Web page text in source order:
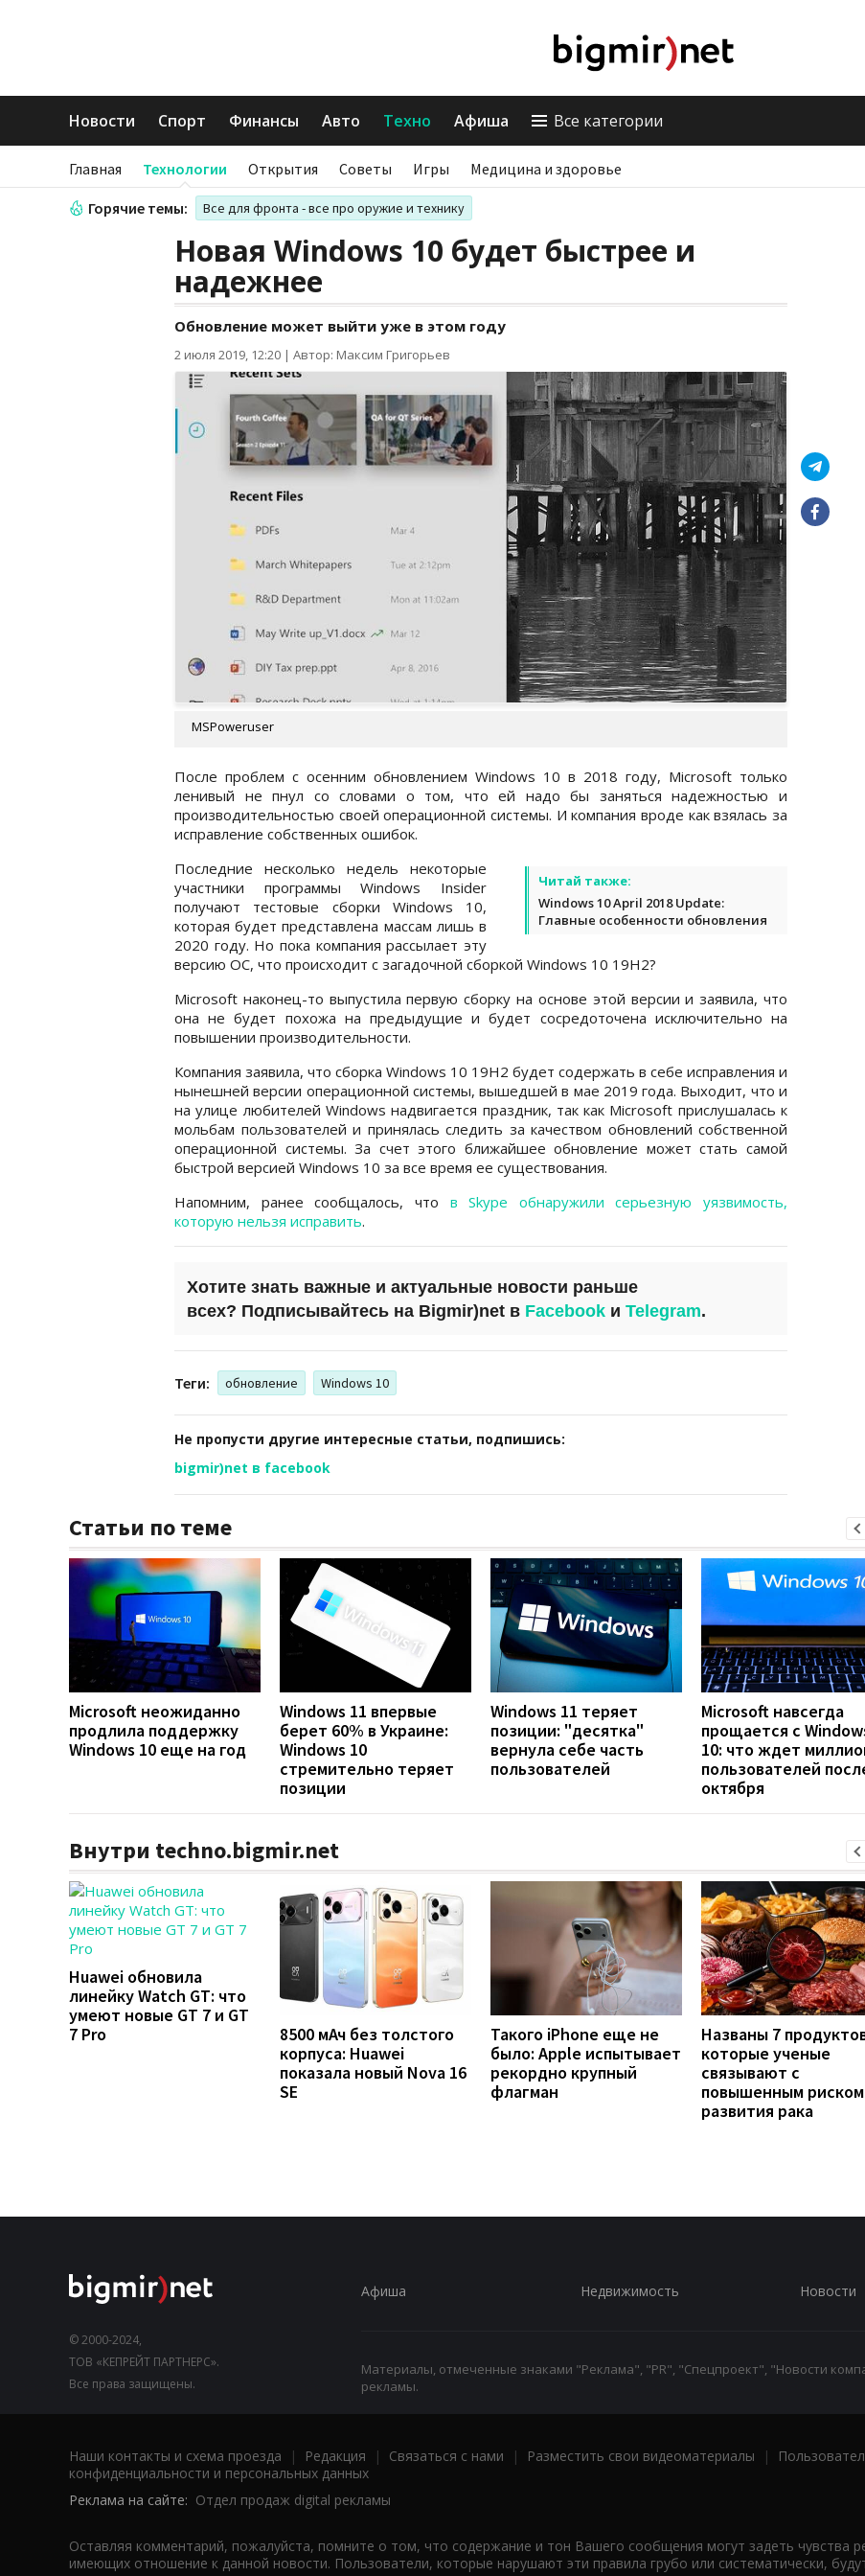
Новости Спорт Финансы Авто Техно Афиша Все категории
Главная Технологии Открытия Советы Игры Медицина и здоровье
Горячие темы: Все для фронта - все про оружие и технику
Новая Windows 10 будет быстрее и
надежнее
Обновление может выйти уже в этом году
2 июля 2019, 12:20 | Автор: Максим Григорьев
MSPoweruser
После проблем с осенним обновлением Windows 10 в 2018 году, Microsoft только
ленивый не пнул со словами о том, что ей надо бы заняться надежностью и
производительностью своей операционной системы. И компания вроде как взялась за
исправление собственных ошибок.
Читай также:
Windows 10 April 2018 Update:
Главные особенности обновления
Последние несколько недель некоторые
участники программы Windows Insider
получают тестовые сборки Windows 10,
которая будет представлена массам лишь в
2020 году. Но пока компания рассылает эту
версию ОС, что происходит с загадочной сборкой Windows 10 19H2?
Microsoft наконец-то выпустила первую сборку на основе этой версии и заявила, что
она не будет похожа на предыдущие и будет сосредоточена исключительно на
повышении производительности.
Компания заявила, что сборка Windows 10 19H2 будет содержать в себе исправления и
нынешней версии операционной системы, вышедшей в мае 2019 года. Выходит, что и
на улице любителей Windows надвигается праздник, так как Microsoft прислушалась к
мольбам пользователей и принялась следить за качеством обновлений собственной
операционной системы. За счет этого ближайшее обновление может стать самой
быстрой версией Windows 10 за все время ее существования.
Напомним, ранее сообщалось, что в Skype обнаружили серьезную уязвимость,
которую нельзя исправить.
Хотите знать важные и актуальные новости раньше
всех? Подписывайтесь на Bigmir)net в Facebook и Telegram.
Теги: обновление Windows 10
Не пропусти другие интересные статьи, подпишись:
bigmir)net в facebook
Статьи по теме
Microsoft неожиданно
продлила поддержку
Windows 10 еще на год
Windows 11 впервые
берет 60% в Украине:
Windows 10
стремительно теряет
позиции
Windows 11 теряет
позиции: "десятка"
вернула себе часть
пользователей
Microsoft навсегда
прощается с
10: что ждет
пользователей
октября
Внутри techno.bigmir.net
Huawei обновила
линейку Watch GT: что
умеют новые GT 7 и GT
7 Pro
8500 мАч без толстого
корпуса: Huawei
показала новый Nova 16
SE
Такого iPhone еще не
было: Apple испытывает
рекордно крупный
флагман
Названы 7
которые ученые
связывают с
повышенным риском
развития рака
© 2000-2024,
ТОВ «КЕПРЕЙТ ПАРТНЕРС».
Все права защищены.
Афиша Недвижимость Новости
Материалы, отмеченные знаками "Реклама", "PR", "Спецпроект", "Новости
рекламы.
Наши контакты и схема проезда | Редакция | Связаться с нами | Разместить свои видеоматериалы |
конфиденциальности и персональных данных
Реклама на сайте: Отдел продаж digital рекламы
Оставляя комментарий, пожалуйста, помните о том, что содержание и тон Вашего сообщения могут задеть чувства
имеющих отношение к данной новости. Пользователи, которые нарушают эти правила грубо или систематически,